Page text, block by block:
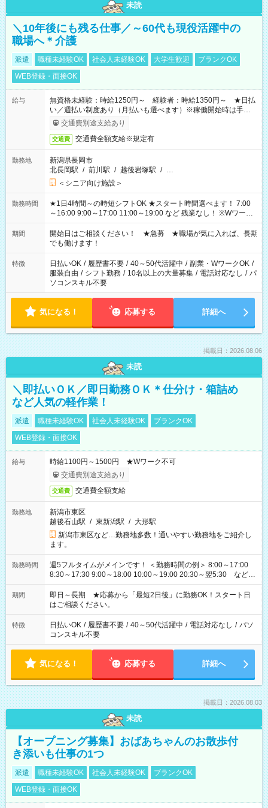
未読
＼10年後にも残る仕事／～60代も現役活躍中の
職場へ＊介護
派遣 職種未経験OK 社会人未経験OK 大学生歓迎
ブランクOK
WEB登録・面接OK
給与
無資格未経験：時給1250円～ 経験者：時給1350円～ ★日払
い／週払い制度あり（月払いも選べます）※稼働開始時は手続き
完了次第のお支払いとなります。
交通費別途支給あり
交通費 交通費全額支給※規定有
勤務地
新潟県長岡市
北長岡駅 / 前川駅 / 越後岩塚駅 / …
＜シニア向け施設＞
勤務時間
★1日4時間～の時短シフトOK ★スタート時間選べます！ 7:00
～16:00 9:00～17:00 11:00～19:00 など 残業なし！ ※Wワーク
の場合、他のお仕事と合わせ週40時間超の就業はご案内できま
せん ※法令に基づき、週20時間以上勤務は社会保険への加入対
象となります ※労働者派遣法（日雇い派遣の原則禁止）によ
り、短時間・短期間の就業はご案内が難しい場合があります
期間
開始日はご相談ください！ ★急募 ★職場が気に入れば、長期
でも働けます！
特徴 日払いOK / 履歴書不要 / 40～50代活躍中 / 副業・WワークOK /
服装自由 / シフト勤務 / 10名以上の大量募集 / 電話対応なし / パ
ソコンスキル不要
気になる！ 応募する 詳細へ
掲載日：2026.08.06
未読
＼即払いＯＫ／即日勤務ＯＫ＊仕分け・箱詰め
など人気の軽作業！
派遣 職種未経験OK 社会人未経験OK
ブランクOK
WEB登録・面接OK
給与
時給1100円～1500円 ★Wワーク不可
交通費別途支給あり
交通費 交通費全額支給
勤務地
新潟市東区
越後石山駅 / 東新潟駅 / 大形駅
新潟市東区など…勤務地多数！通いやすい勤務地をご紹介し
ます。
勤務時間
週5フルタイムがメインです！ ＜勤務時間の例＞ 8:00～17:00
8:30～17:30 9:00～18:00 10:00～19:00 20:30～翌5:30 など ★
その他にも勤務時間多数！ 日勤のみ、残業なし、交替制など
ご希望を教えてください！
期間
即日～長期 ★応募から「最短2日後」に勤務OK！スタート日
はご相談ください。
特徴 日払いOK / 履歴書不要 / 40～50代活躍中 / 電話対応なし / パソ
コンスキル不要
気になる！ 応募する 詳細へ
掲載日：2026.08.03
未読
【オープニング募集】おばあちゃんのお散歩付
き添いも仕事の1つ
派遣 職種未経験OK 社会人未経験OK
ブランクOK
WEB登録・面接OK